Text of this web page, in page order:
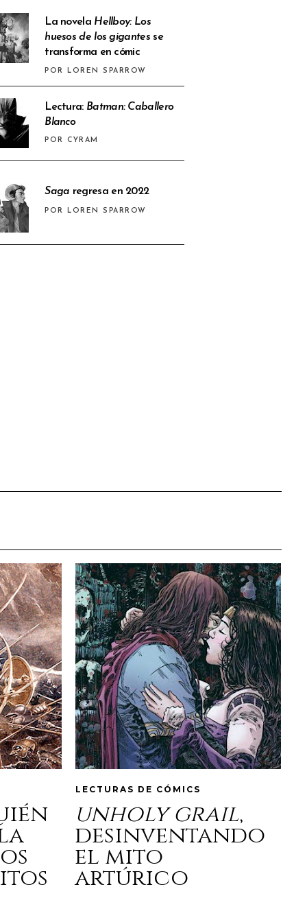
La novela Hellboy: Los
huesos de los gigantesse
transforma en cómic
POR LOREN SPARROW
Lectura: Batman: Caballero
Blanco
POR CYRAM
Saga regresa en 2022
POR LOREN SPARROW
LECTURAS DE CÓMICS
unholy grail,
desinventando
el mito
artúrico